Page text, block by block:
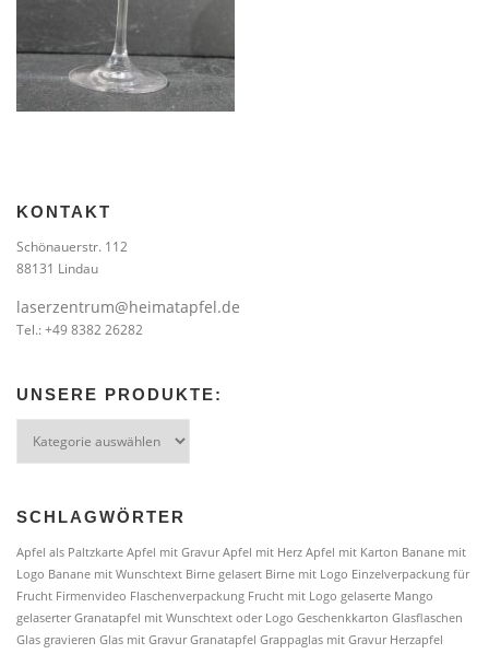
KONTAKT
Schönauerstr. 112
88131 Lindau
laserzentrum@heimatapfel.de
Tel.: +49 8382 26282
UNSERE PRODUKTE:
Produkte:
SCHLAGWÖRTER
Apfel als Paltzkarte Apfel mit Gravur Apfel mit Herz Apfel mit Karton Banane mit
Logo Banane mit Wunschtext Birne gelasert Birne mit Logo Einzelverpackung für
Frucht Firmenvideo Flaschenverpackung Frucht mit Logo gelaserte Mango
gelaserter Granatapfel mit Wunschtext oder Logo Geschenkkarton Glasflaschen
Glas gravieren Glas mit Gravur Granatapfel Grappaglas mit Gravur Herzapfel